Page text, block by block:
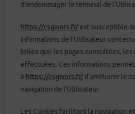
d’endommager le terminal de
https://csgivors.fr/est susceptible
informations de l’Utilisateur
telles que les pages consultées, les
effectuées. Ces informations
à https://csgivors.fr/d’améliorer le
navigation de l’Utilisateur.
Les Cookies facilitant la navigation